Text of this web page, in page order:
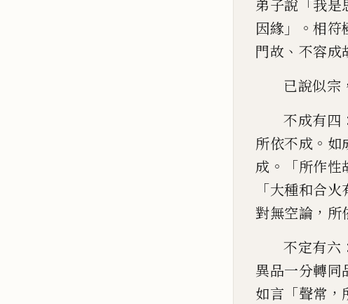
弟子說 「我是
因緣 」。相符
門故 、 不容成
已說似宗
不成有四
所依不成 。 如
成 。「所作性
「大種和合火
對無空論 ， 所
不定有六
異品一分轉同
如言 「聲常 ，